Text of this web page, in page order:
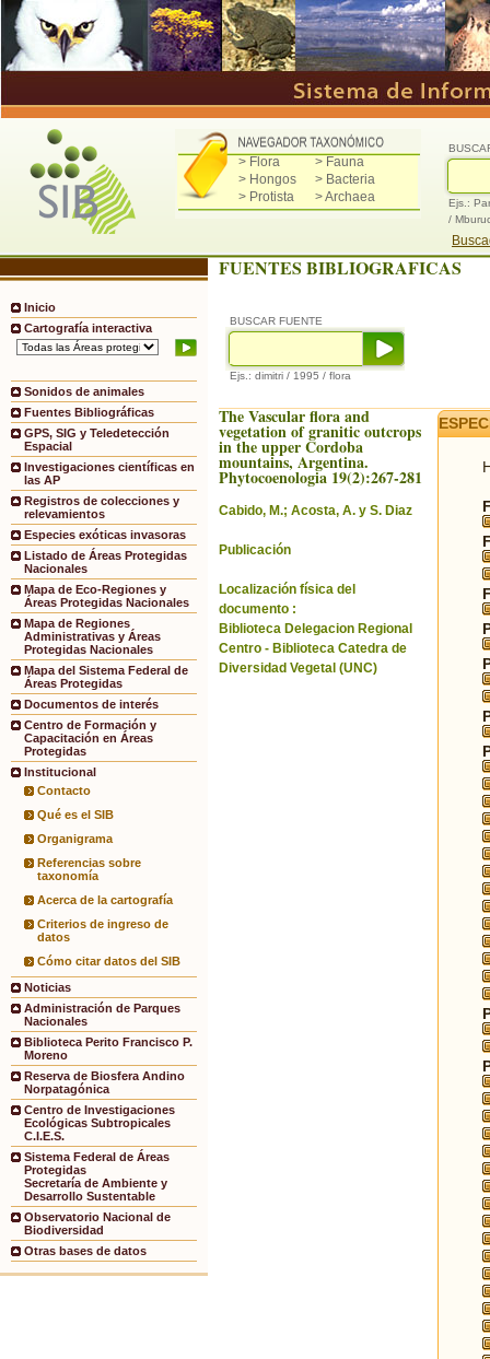
> Flora
> Fauna
> Hongos
> Bacteria
> Protista
> Archaea
Ejs.:
/
Inicio
Cartografía interactiva
Sonidos de animales
Fuentes Bibliográficas
GPS, SIG y Teledetección
Espacial
Investigaciones científicas en
las AP
Registros de colecciones y
relevamientos
Especies exóticas invasoras
Listado de Áreas Protegidas
Nacionales
Mapa de Eco-Regiones y
Áreas Protegidas Nacionales
Mapa de Regiones
Administrativas y Áreas
Protegidas Nacionales
Mapa del Sistema Federal de
Áreas Protegidas
Documentos de interés
Centro de Formación y
Capacitación en Áreas
Protegidas
Institucional
Contacto
Qué es el SIB
Organigrama
Referencias sobre
taxonomía
Acerca de la cartografía
Criterios de ingreso de
datos
Cómo citar datos del SIB
Noticias
Administración de Parques
Nacionales
Biblioteca Perito Francisco P.
Moreno
Reserva de Biosfera Andino
Norpatagónica
Centro de Investigaciones
Ecológicas Subtropicales
C.I.E.S.
Sistema Federal de Áreas
Protegidas
Secretaría de Ambiente y
Desarrollo Sustentable
Observatorio Nacional de
Biodiversidad
Otras bases de datos
FUENTES BIBLIOGRAFICAS
BUSCAR FUENTE
Ejs.: dimitri / 1995 / flora
The Vascular flora and
vegetation of granitic outcrops
in the upper Cordoba
mountains, Argentina.
Phytocoenologia 19(2):267-281
Cabido, M.; Acosta, A. y S. Diaz
Publicación
Localización física del
documento :
Biblioteca Delegacion Regional
Centro - Biblioteca Catedra de
Diversidad Vegetal (UNC)